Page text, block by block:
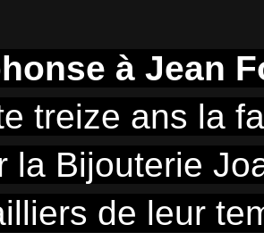
à Jean
treize ans la
la Bijouterie
de leur